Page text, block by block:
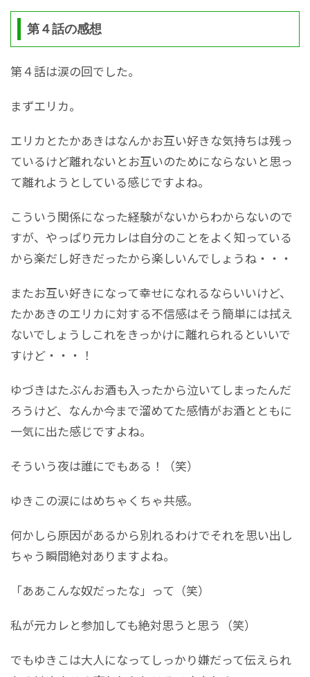
第４話の感想
第４話は涙の回でした。
まずエリカ。
エリカとたかあきはなんかお互い好きな気持ちは残っ
ているけど離れないとお互いのためにならないと思っ
て離れようとしている感じですよね。
こういう関係になった経験がないからわからないので
すが、やっぱり元カレは自分のことをよく知っている
から楽だし好きだったから楽しいんでしょうね・・・
またお互い好きになって幸せになれるならいいけど、
たかあきのエリカに対する不信感はそう簡単には拭え
ないでしょうしこれをきっかけに離れられるといいで
すけど・・・！
ゆづきはたぶんお酒も入ったから泣いてしまったんだ
ろうけど、なんか今まで溜めてた感情がお酒とともに
一気に出た感じですよね。
そういう夜は誰にでもある！（笑）
ゆきこの涙にはめちゃくちゃ共感。
何かしら原因があるから別れるわけでそれを思い出し
ちゃう瞬間絶対ありますよね。
「ああこんな奴だったな」って（笑）
私が元カレと参加しても絶対思うと思う（笑）
でもゆきこは大人になってしっかり嫌だって伝えられ